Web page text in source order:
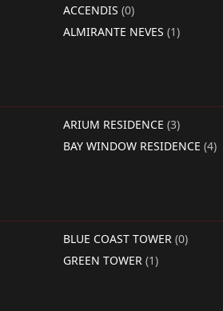
ACCENDIS (0)
ALMIRANTE NEVES (1)
ARIUM RESIDENCE (3)
BAY WINDOW RESIDENCE (4)
BLUE COAST TOWER (0)
GREEN TOWER (1)